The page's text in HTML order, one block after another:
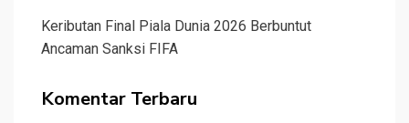
Keributan Final Piala Dunia 2026 Berbuntut
Ancaman Sanksi FIFA
Komentar Terbaru